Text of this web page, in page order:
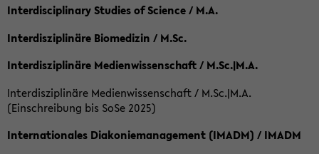
Interdisciplinary Studies of Science / M.A.
Interdisziplinäre Biomedizin / M.Sc.
Interdisziplinäre Medienwissenschaft / M.Sc.|M.A.
Interdisziplinäre Medienwissenschaft / M.Sc.|M.A.
(Einschreibung bis SoSe 2025)
Internationales Diakoniemanagement (IMADM) / IMADM